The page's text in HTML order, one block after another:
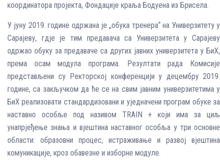
координатора пројекта, Фондације краља Бодуена из Брисeла.
У јуну 2019. године одржана је „обука тренера“ на Универзитету у
Сарајеву, гдје је тим предавача са Универзитета у Сарајеву
одржао обуку за предаваче са других јавних универзитета у БиХ,
према осам модула програма. Резултати рада Комисије
представљени су Ректорској конференцији у децембру 2019.
године, са закључком да ће се на свим јавним универзитетима у
БиХ реализовати стандардизовани и уједначени програм обуке за
наставно особље под називом TRAIN + који има за циљ
унапрјеђење знања и вјештина наставног особља у три основне
области: образовни процес, истраживање и развој вјештина
комуникације, кроз обавезне и изборне модуле.